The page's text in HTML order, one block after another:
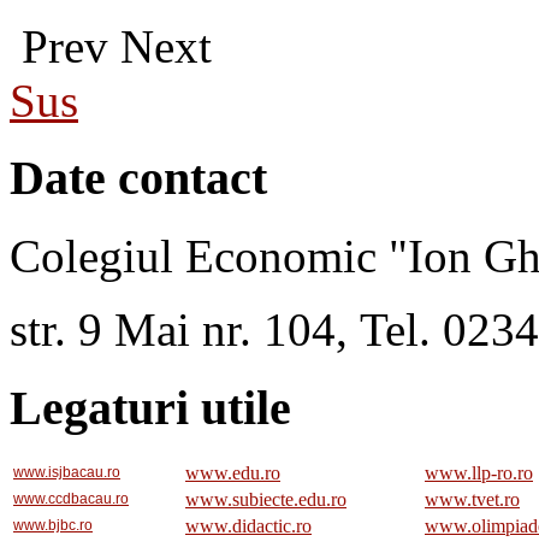
Prev Next
Sus
Date contact
Colegiul Economic "Ion
str. 9 Mai nr. 104, Tel.
Legaturi utile
www.isjbacau.ro www.edu.ro www.llp-ro.ro
www.ccdbacau.ro www.subiecte.edu.ro www.tvet.ro
www.bjbc.ro www.didactic.ro